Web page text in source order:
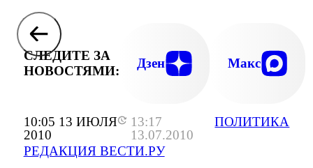
10:05 13 ИЮЛЯ
2010
13:17
13.07.2010
РЕДАКЦИЯ ВЕСТИ.РУ
ПОЛИТИКА
СЛЕДИТЕ ЗА
НОВОСТЯМИ:
Дзен Макс